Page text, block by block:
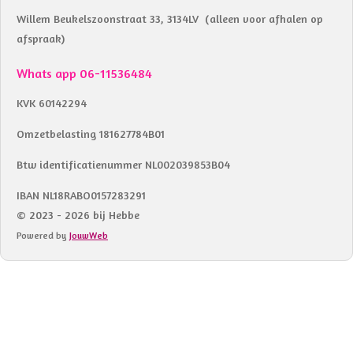
Willem Beukelszoonstraat 33, 3134LV (alleen voor afhalen op
afspraak)
Whats app 06-11536484
KVK 60142294
Omzetbelasting 181627784B01
Btw identificatienummer NL002039853B04
IBAN NL18RABO0157283291
© 2023 - 2026 bij Hebbe
Powered by JouwWeb